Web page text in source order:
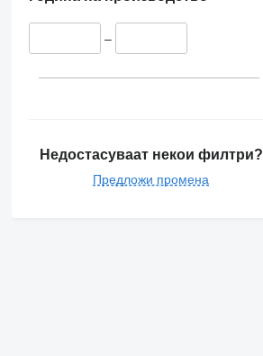
–
Недостасуваат некои филтри?
Предложи промена